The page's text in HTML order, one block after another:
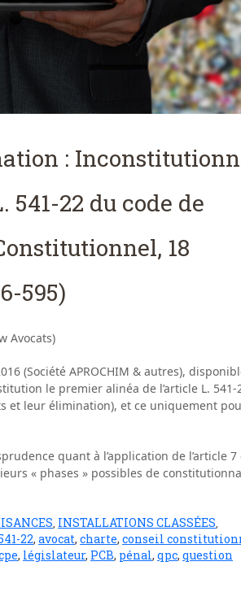
:
541-22 du code de
18
595)
Avocats)
(Société APROCHIM & autres),
le premier alinéa de l’article L. 541-
et leur élimination), et ce uniquement
quant à l’application de l’article 7
« phases » possibles de
INSTALLATIONS CLASSÉES
22, avocat, charte, conseil
, législateur, PCB, pénal, qpc, question